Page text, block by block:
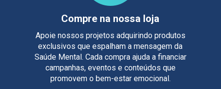
Compre na nossa loja
Apoie nossos projetos adquirindo produtos
exclusivos que espalham a mensagem da
Saúde Mental. Cada compra ajuda a financiar
campanhas, eventos e conteúdos que
promovem o bem-estar emocional.